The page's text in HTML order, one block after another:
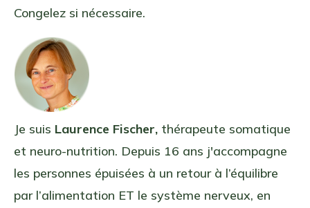
Congelez si nécessaire.
Je suis Laurence Fischer, thérapeute somatique
et neuro-nutrition. Depuis 16 ans j'accompagne
les personnes épuisées à un retour à l’équilibre
par l’alimentation ET le système nerveux, en